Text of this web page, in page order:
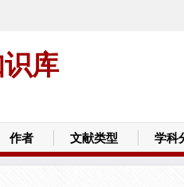
库
作者 文献类型 学科